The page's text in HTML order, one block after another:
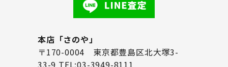
本店「さのや」
〒170-0004 東京都豊島区北大塚3-
33-9 TEL:03-3949-8111